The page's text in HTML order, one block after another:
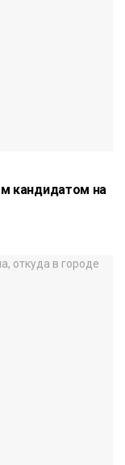
кандидатом на